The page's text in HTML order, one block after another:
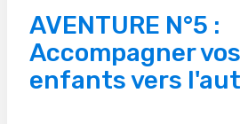
AVENTURE N°5 :
Accompagner vos
enfants vers